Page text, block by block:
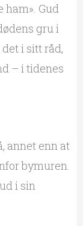
ham». Gud
gru i
i sitt råd,
– i tidenes
annet enn at
bymuren.
i sin